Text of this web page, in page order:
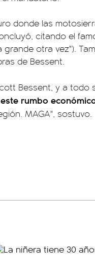
donde las
citando el
grande otra vez").
de Bessent.
Bessent, y a todo
rumbo
MAGA", sostuvo.